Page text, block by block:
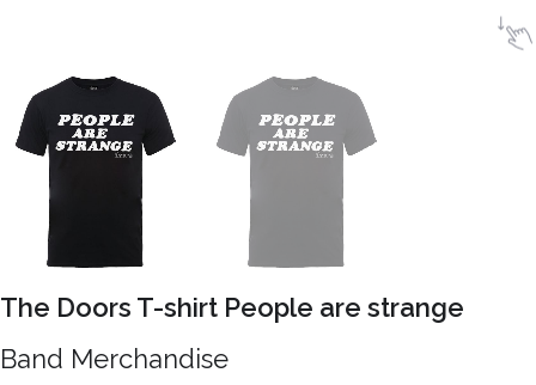
The Doors T-shirt People are strange
Band Merchandise